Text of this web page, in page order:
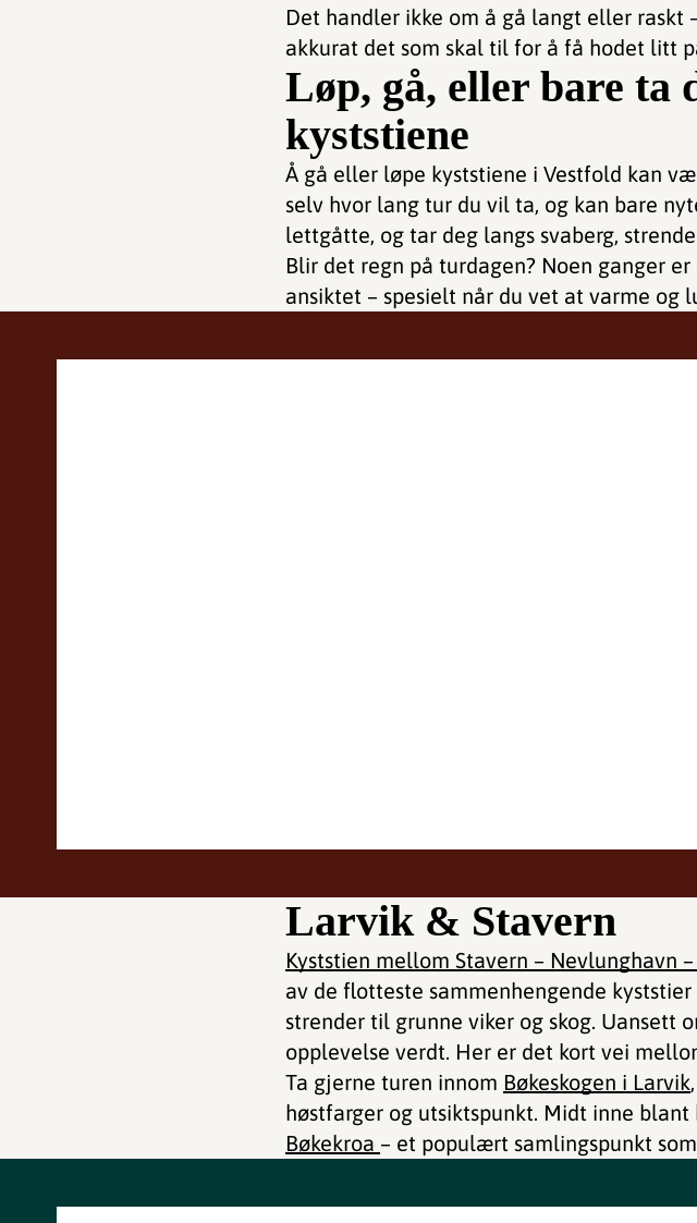
Det handler ikke om å gå langt eller raskt
akkurat det som skal til for å få hodet litt
Løp, gå, eller bare ta
kyststiene
Å gå eller løpe kyststiene i Vestfold kan
selv hvor lang tur du vil ta, og kan bare
lettgåtte, og tar deg langs svaberg,
Blir det regn på turdagen? Noen ganger
ansiktet – spesielt når du vet at varme og
Larvik & Stavern
Kyststien mellom Stavern – Nevlunghavn
av de flotteste sammenhengende
strender til grunne viker og skog. Uansett
opplevelse verdt. Her er det kort vei
Ta gjerne turen innom Bøkeskogen i Larvik
høstfarger og utsiktspunkt. Midt inne
Bøkekroa – et populært samlingspunkt